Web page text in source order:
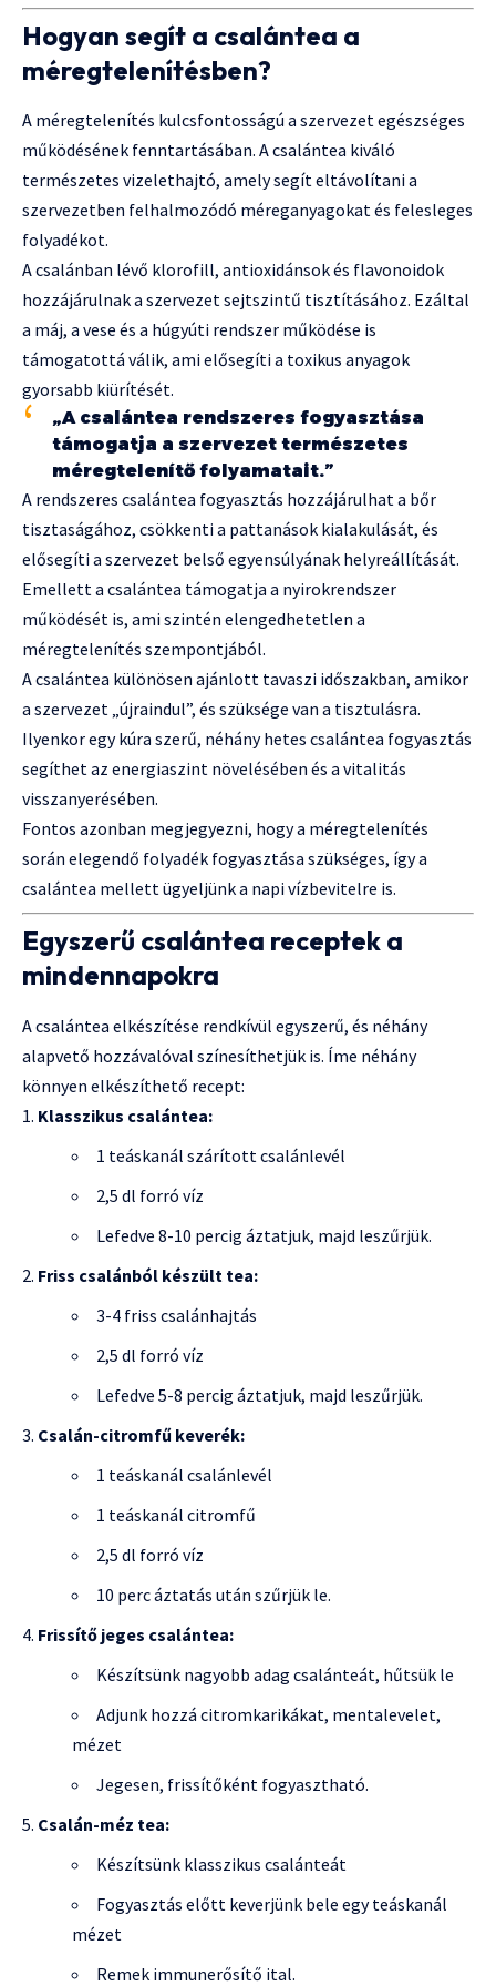
Hogyan segít a csalántea a
méregtelenítésben?
A méregtelenítés kulcsfontosságú a szervezet egészséges
működésének fenntartásában. A csalántea kiváló
természetes vizelethajtó, amely segít eltávolítani a
szervezetben felhalmozódó méreganyagokat és felesleges
folyadékot.
A csalánban lévő klorofill, antioxidánsok és flavonoidok
hozzájárulnak a szervezet sejtszintű tisztításához. Ezáltal
a máj, a vese és a húgyúti rendszer működése is
támogatottá válik, ami elősegíti a toxikus anyagok
gyorsabb kiürítését.
„A csalántea rendszeres fogyasztása
támogatja a szervezet természetes
méregtelenítő folyamatait.”
A rendszeres csalántea fogyasztás hozzájárulhat a bőr
tisztaságához, csökkenti a pattanások kialakulását, és
elősegíti a szervezet belső egyensúlyának helyreállítását.
Emellett a csalántea támogatja a nyirokrendszer
működését is, ami szintén elengedhetetlen a
méregtelenítés szempontjából.
A csalántea különösen ajánlott tavaszi időszakban, amikor
a szervezet „újraindul”, és szüksége van a tisztulásra.
Ilyenkor egy kúra szerű, néhány hetes csalántea fogyasztás
segíthet az energiaszint növelésében és a vitalitás
visszanyerésében.
Fontos azonban megjegyezni, hogy a méregtelenítés
során elegendő folyadék fogyasztása szükséges, így a
csalántea mellett ügyeljünk a napi vízbevitelre is.
Egyszerű csalántea receptek a
mindennapokra
A csalántea elkészítése rendkívül egyszerű, és néhány
alapvető hozzávalóval színesíthetjük is. Íme néhány
könnyen elkészíthető recept:
Klasszikus csalántea:
1 teáskanál szárított csalánlevél
2,5 dl forró víz
Lefedve 8-10 percig áztatjuk, majd leszűrjük.
Friss csalánból készült tea:
3-4 friss csalánhajtás
2,5 dl forró víz
Lefedve 5-8 percig áztatjuk, majd leszűrjük.
Csalán-citromfű keverék:
1 teáskanál csalánlevél
1 teáskanál citromfű
2,5 dl forró víz
10 perc áztatás után szűrjük le.
Frissítő jeges csalántea:
Készítsünk nagyobb adag csalánteát, hűtsük le
Adjunk hozzá citromkarikákat, mentalevelet,
mézet
Jegesen, frissítőként fogyasztható.
Csalán-méz tea:
Készítsünk klasszikus csalánteát
Fogyasztás előtt keverjünk bele egy teáskanál
mézet
Remek immunerősítő ital.